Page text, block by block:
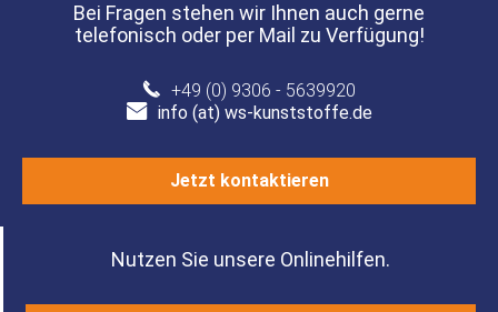
Bei Fragen stehen wir Ihnen auch gerne
telefonisch oder per Mail zu Verfügung!
+49 (0) 9306 - 5639920
info (at) ws-kunststoffe.de
Jetzt kontaktieren
Nutzen Sie unsere Onlinehilfen.